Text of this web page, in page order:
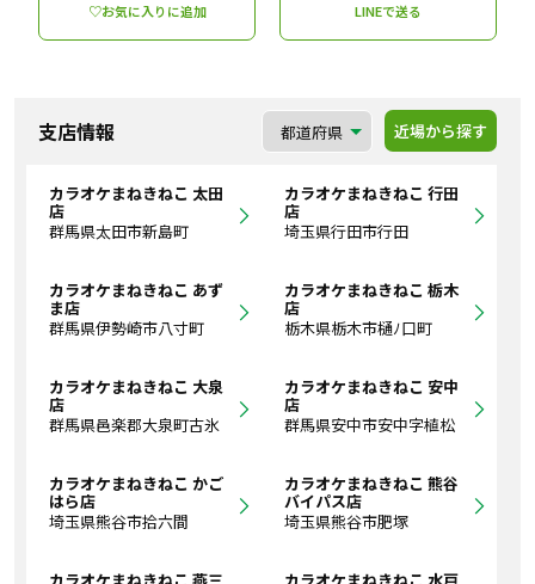
♡お気に入りに追加 LINEで送る
支店情報 近場から探す
カラオケまねきねこ 太田
店
群馬県太田市新島町
カラオケまねきねこ 行田
店
埼玉県行田市行田
カラオケまねきねこ あず
ま店
群馬県伊勢崎市八寸町
カラオケまねきねこ 栃木
店
栃木県栃木市樋ﾉ口町
カラオケまねきねこ 大泉
店
群馬県邑楽郡大泉町古氷
カラオケまねきねこ 安中
店
群馬県安中市安中字植松
カラオケまねきねこ かご
はら店
埼玉県熊谷市拾六間
カラオケまねきねこ 熊谷
バイパス店
埼玉県熊谷市肥塚